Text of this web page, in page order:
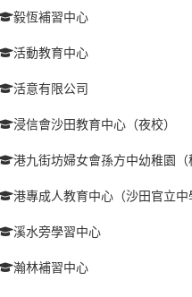
毅恆補習中心
活動教育中心
活意有限公司
浸信會沙田教育中心（夜校）
港九街坊婦女會孫方中幼稚園（
港專成人教育中心（沙田官立中
溪水旁學習中心
瀚林補習中心